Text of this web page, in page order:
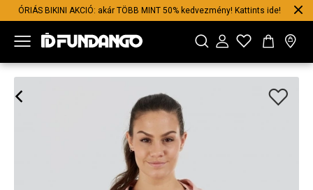
ÓRIÁS BIKINI AKCIÓ: akár TÖBB MINT 50% kedvezmény! Kattints ide!